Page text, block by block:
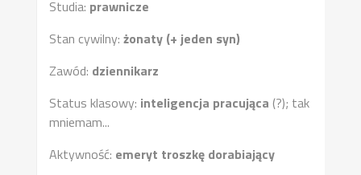
Studia: prawnicze
Stan cywilny: żonaty (+ jeden syn)
Zawód: dziennikarz
Status klasowy: inteligencja pracująca (?); tak
mniemam...
Aktywność: emeryt troszkę dorabiający